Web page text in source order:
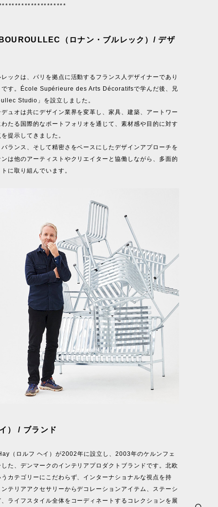
（ロナン・ブルレック）/ デザ
ックは、パリを拠点に活動するフランス人デザイナーであり
です。École Supérieure des Arts Décoratifsで学んだ後、兄
Studio」を設立しました。
ュオは共にデザイン業界を変革し、家具、建築、アートワー
たる国際的なポートフォリオを通じて、素材感や目的に対す
提示してきました。
ランス、そして精密さをベースにしたデザインアプローチを
は他のアーティストやクリエイターと協働しながら、多面的
に取り組んでいます。
） / ブランド
（ロルフ ヘイ）が2002年に設立し、2003年のケルンフェ
た、デンマークのインテリアプロダクトブランドです。北欧
カテゴリーにこだわらず、インターナショナルな視点を持
テリアアクセサリーからデコレーションアイテム、ステーシ
ライフスタイル全体をコーディネートするコレクションを展